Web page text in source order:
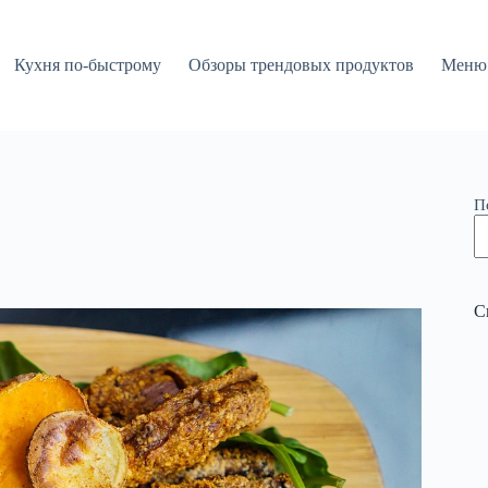
Кухня по-быстрому Обзоры трендовых продуктов Меню